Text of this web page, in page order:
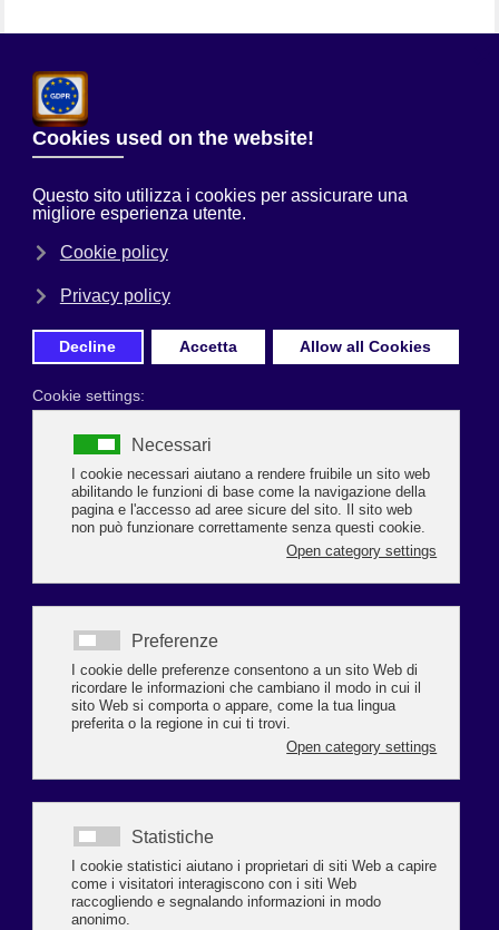
Chi Siamo
Sei qui:Home
Prima Pagina
NAZIONALE FIPE STOPPANI
Mambelli lancia la proposta di modifica
dei divieti graduali per bar e ristoranti
in base alla colorazione delle Regioni